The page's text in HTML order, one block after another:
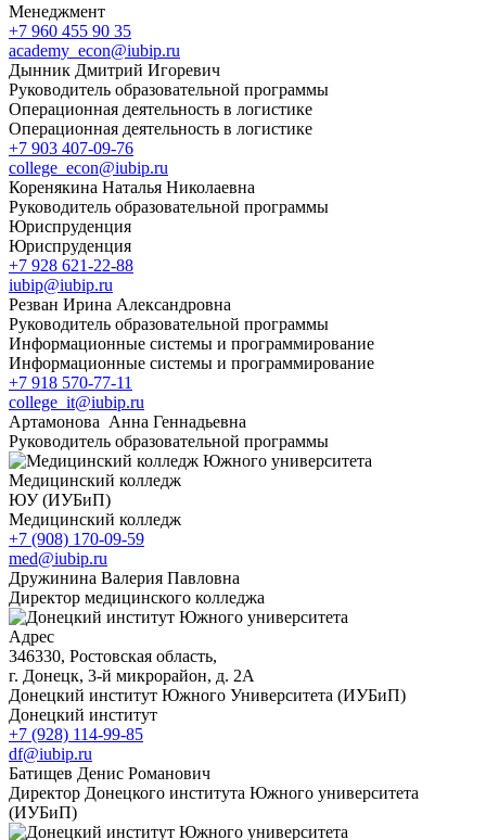
Менеджмент
+7 960 455 90 35
academy_econ@iubip.ru
Дынник Дмитрий Игоревич
Руководитель образовательной программы
Операционная деятельность в логистике
Операционная деятельность в логистике
+7 903 407-09-76
college_econ@iubip.ru
Коренякина Наталья Николаевна
Руководитель образовательной программы
Юриспруденция
Юриспруденция
+7 928 621-22-88
iubip@iubip.ru
Резван Ирина Александровна
Руководитель образовательной программы
Информационные системы и программирование
Информационные системы и программирование
+7 918 570-77-11
college_it@iubip.ru
Артамонова Анна Геннадьевна
Руководитель образовательной программы
Медицинский колледж
ЮУ (ИУБиП)
Медицинский колледж
+7 (908) 170-09-59
med@iubip.ru
Дружинина Валерия Павловна
Директор медицинского колледжа
Адрес
346330, Ростовская область,
г. Донецк, 3-й микрорайон, д. 2А
Донецкий институт Южного Университета (ИУБиП)
Донецкий институт
+7 (928) 114-99-85
df@iubip.ru
Батищев Денис Романович
Директор Донецкого института Южного университета
(ИУБиП)